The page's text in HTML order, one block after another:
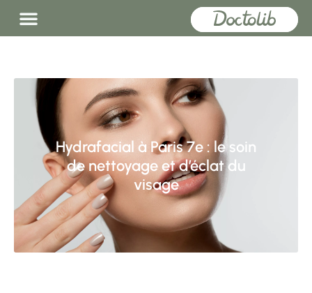
Hydrafacial à Paris 7e : le soin
de nettoyage et d’éclat du
visage